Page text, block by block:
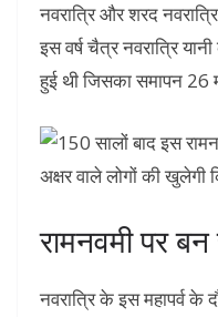
नवरात्रि और शरद
इस वर्ष चैत्र नवरात्रि
हुई थी जिसका समापन 26
रामनवमी पर
नवरात्रि के इस महापर्व के